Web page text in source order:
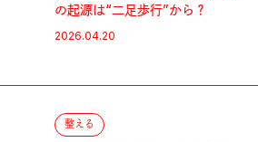
の起源は“二足歩行”から？
2026.04.20
整える